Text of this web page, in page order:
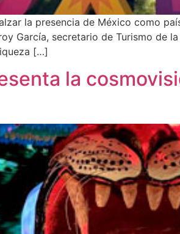
la presencia de México como
García, secretario de Turismo de
[…]
la